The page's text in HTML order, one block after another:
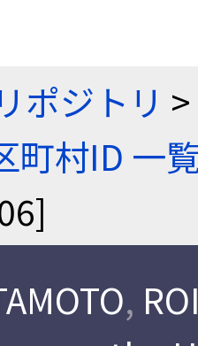
ポジトリ >
町村ID 一
,